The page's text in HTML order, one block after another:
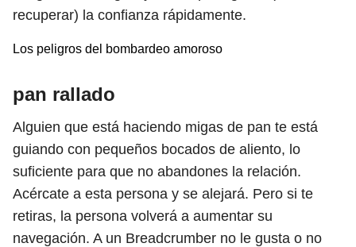
recuperar) la confianza rápidamente.
Los peligros del bombardeo amoroso
pan rallado
Alguien que está haciendo migas de pan te está
guiando con pequeños bocados de aliento, lo
suficiente para que no abandones la relación.
Acércate a esta persona y se alejará. Pero si te
retiras, la persona volverá a aumentar su
navegación. A un Breadcrumber no le gusta o no